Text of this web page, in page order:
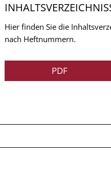
Hier finden Sie die
nach Heftnummern.
PDF